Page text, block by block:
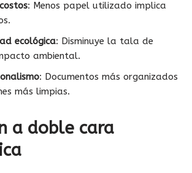
: Menos papel utilizado implica
ecológica: Disminuye la tala de
ambiental.
: Documentos más organizados
más limpias.
a doble cara